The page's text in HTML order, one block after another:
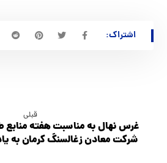
قبلی
غرس نهال به مناسبت هفته منابع
شركت معادن زغالسنگ كرمان به